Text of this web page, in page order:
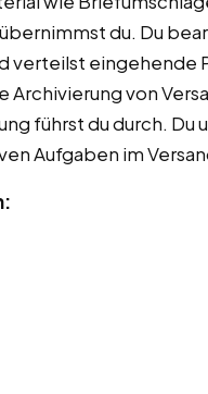
du. Du
verteilst eingehende
Archivierung von
führst du durch. Du
Aufgaben im